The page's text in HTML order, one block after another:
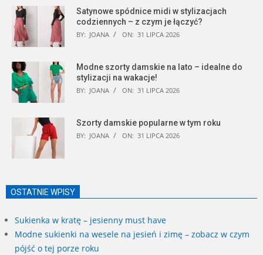
Satynowe spódnice midi w stylizacjach
codziennych – z czym je łączyć?
BY: JOANA ON: 31 LIPCA 2026
Modne szorty damskie na lato – idealne do
stylizacji na wakacje!
BY: JOANA ON: 31 LIPCA 2026
Szorty damskie popularne w tym roku
BY: JOANA ON: 31 LIPCA 2026
OSTATNIE WPISY
Sukienka w kratę – jesienny must have
Modne sukienki na wesele na jesień i zimę – zobacz w czym
pójść o tej porze roku